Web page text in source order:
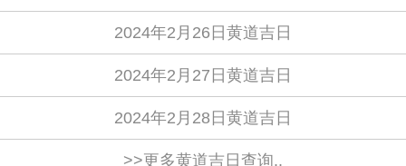
2024年2月26日黄道吉日
2024年2月27日黄道吉日
2024年2月28日黄道吉日
>>更多黄道吉日查询..